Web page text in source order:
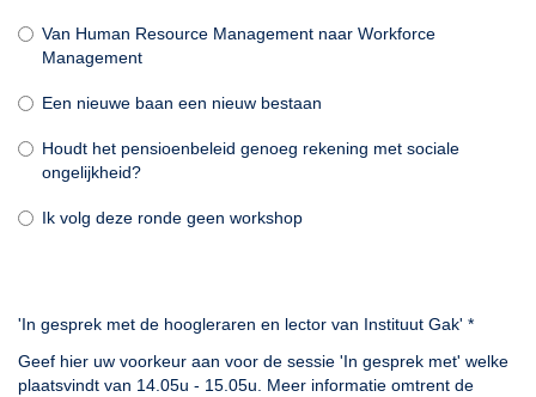
Van Human Resource Management naar Workforce
Management
Een nieuwe baan een nieuw bestaan
Houdt het pensioenbeleid genoeg rekening met sociale
ongelijkheid?
Ik volg deze ronde geen workshop
'In gesprek met de hoogleraren en lector van Instituut Gak' *
Geef hier uw voorkeur aan voor de sessie 'In gesprek met' welke
plaatsvindt van 14.05u - 15.05u. Meer informatie omtrent de